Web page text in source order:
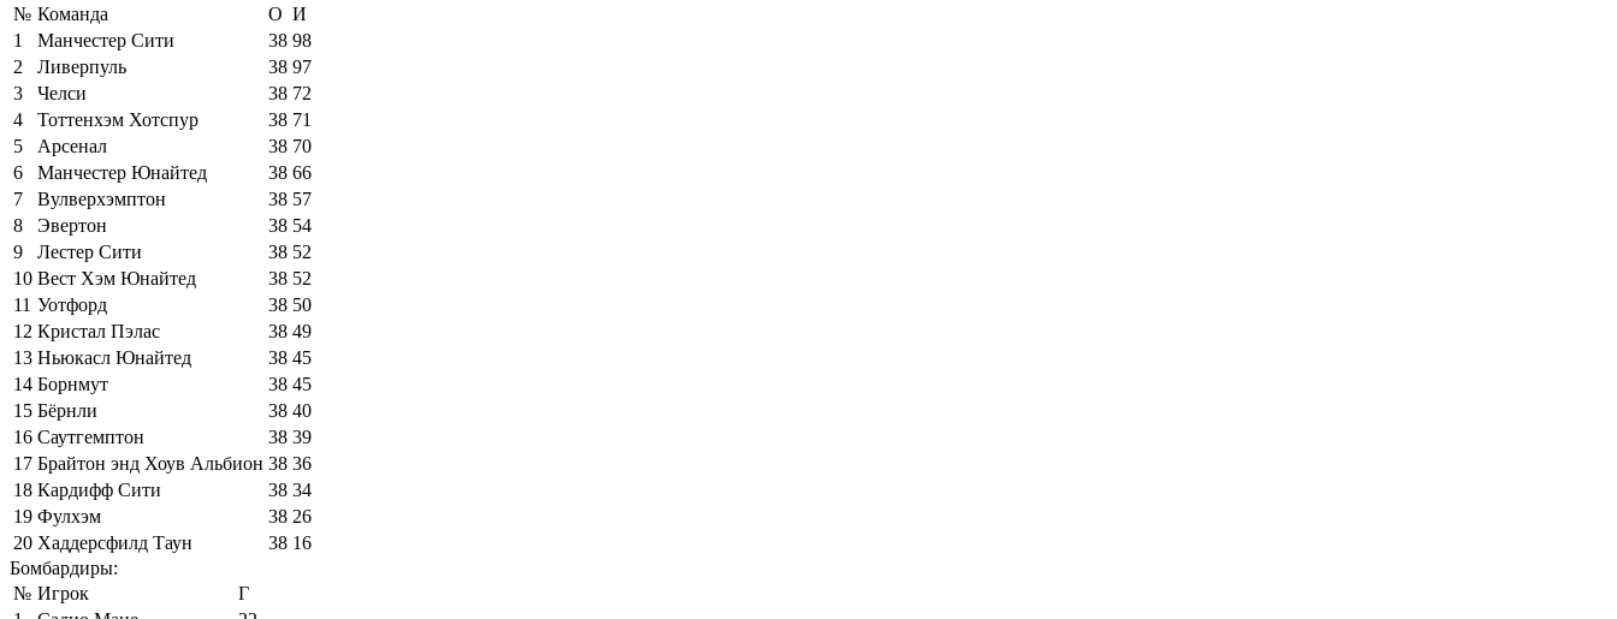
№ Команда О И
1
Манчестер Сити 38 98
2
Ливерпуль 38 97
3
Челси 38 72
4
Тоттенхэм Хотспур 38 71
5
Арсенал 38 70
6
Манчестер Юнайтед 38 66
7
Вулверхэмптон 38 57
8
Эвертон 38 54
9
Лестер Сити 38 52
10 Вест Хэм Юнайтед 38 52
11 Уотфорд 38 50
12 Кристал Пэлас 38 49
13 Ньюкасл Юнайтед 38 45
14 Борнмут 38 45
15 Бёрнли 38 40
16 Саутгемптон 38 39
17 Брайтон энд Хоув Альбион 38 36
18 Кардифф Сити 38 34
19 Фулхэм 38 26
20 Хаддерсфилд Таун 38 16
Бомбардиры:
№ Игрок
Г